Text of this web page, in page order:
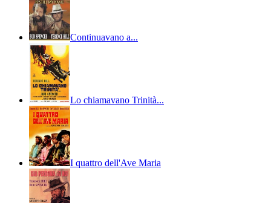
Continuavano a...
Lo chiamavano Trinità...
I quattro dell'Ave Maria